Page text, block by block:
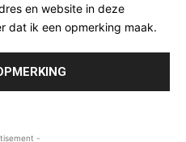
en website in deze
dat ik een opmerking maak.
-